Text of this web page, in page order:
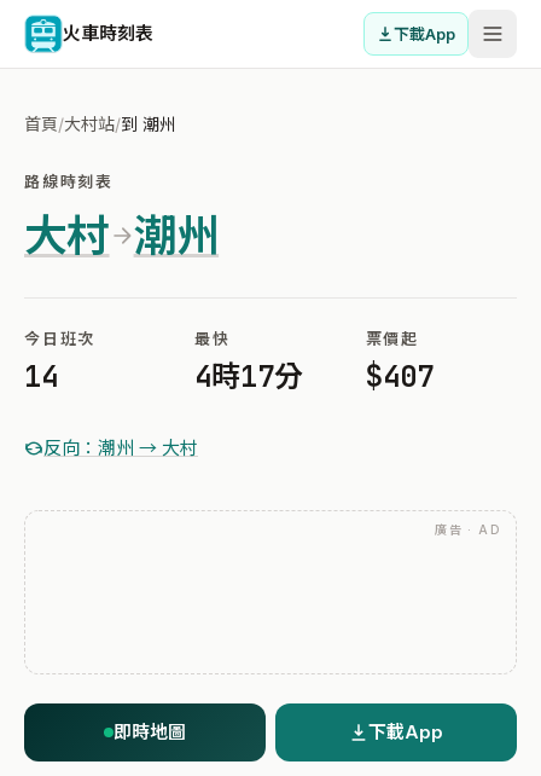
火車時刻表 下載App
首頁/大村站/到 潮州
路線時刻表
大村 潮州
今日班次
14
最快
4時17分
票價起
$407
反向：潮州 → 大村
廣告 · AD
即時地圖 下載App